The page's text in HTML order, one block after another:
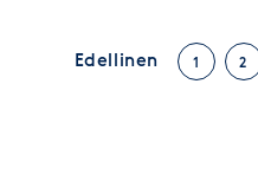
Edellinen 1 2